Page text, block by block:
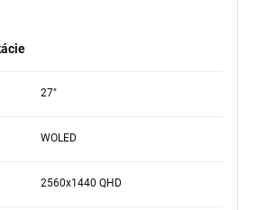
27"
WOLED
2560x1440 QHD